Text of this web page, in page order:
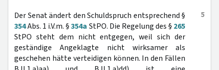
5
Der Senat ändert den Schuldspruch entsprechend §
354Abs. 1 i.V.m. §354a StPO. Die Regelung des § 265
StPO steht dem nicht entgegen, weil sich der
geständige Angeklagte nicht wirksamer als
geschehen hätte verteidigen können. In den Fällen